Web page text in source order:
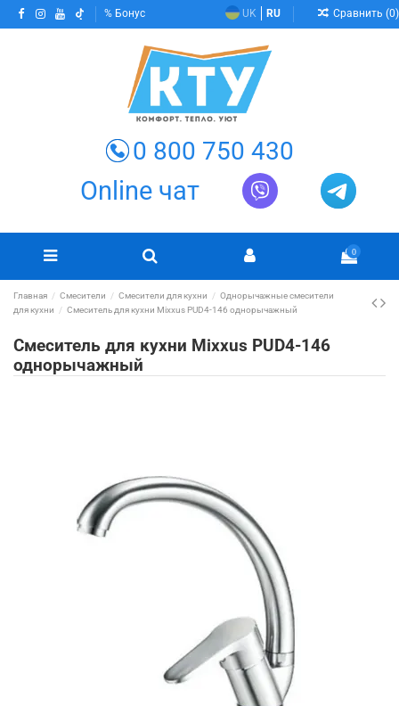
Бонус UK RU Сравнить (0)
0 800 750 430
Online чат
0
Главная Смесители Смесители для кухни
Однорычажные смесители
для кухни
Смеситель для кухни Mixxus PUD4-146 однорычажный
Смеситель для кухни Mixxus PUD4-146
однорычажный